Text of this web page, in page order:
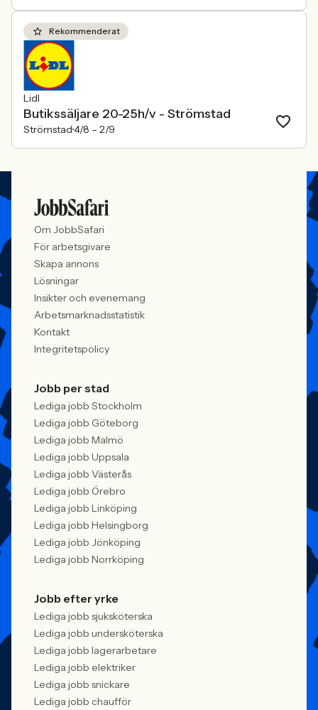
Rekommenderat
Lidl
Butikssäljare 20-25h/v - Strömstad
Strömstad4/8 – 2/9
Om JobbSafari
För arbetsgivare
Skapa annons
Lösningar
Insikter och evenemang
Arbetsmarknadsstatistik
Kontakt
Integritetspolicy
Jobb per stad
Lediga jobb Stockholm
Lediga jobb Göteborg
Lediga jobb Malmö
Lediga jobb Uppsala
Lediga jobb Västerås
Lediga jobb Örebro
Lediga jobb Linköping
Lediga jobb Helsingborg
Lediga jobb Jönköping
Lediga jobb Norrköping
Jobb efter yrke
Lediga jobb sjuksköterska
Lediga jobb undersköterska
Lediga jobb lagerarbetare
Lediga jobb elektriker
Lediga jobb snickare
Lediga jobb chaufför